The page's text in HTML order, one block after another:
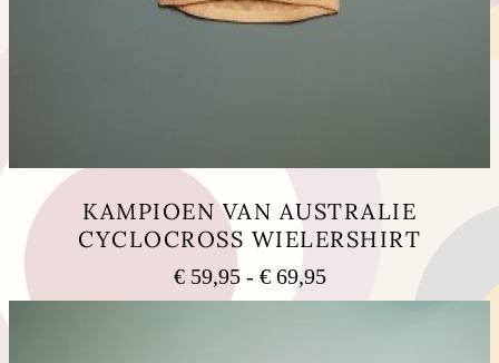
KAMPIOEN VAN AUSTRALIE
CYCLOCROSS WIELERSHIRT
€59,95 - €69,95Prijsklasse:
€ 59,95